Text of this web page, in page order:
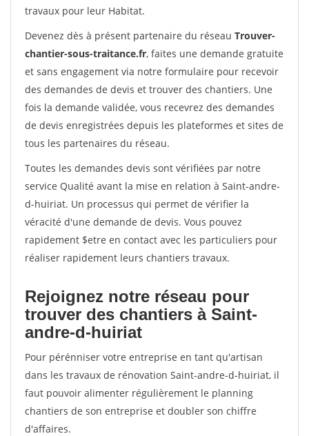
travaux pour leur Habitat.
Devenez dès à présent partenaire du réseau Trouver-
chantier-sous-traitance.fr, faites une demande gratuite
et sans engagement via notre formulaire pour recevoir
des demandes de devis et trouver des chantiers. Une
fois la demande validée, vous recevrez des demandes
de devis enregistrées depuis les plateformes et sites de
tous les partenaires du réseau.
Toutes les demandes devis sont vérifiées par notre
service Qualité avant la mise en relation à Saint-andre-
d-huiriat. Un processus qui permet de vérifier la
véracité d'une demande de devis. Vous pouvez
rapidement $etre en contact avec les particuliers pour
réaliser rapidement leurs chantiers travaux.
Rejoignez notre réseau pour
trouver des chantiers à Saint-
andre-d-huiriat
Pour pérénniser votre entreprise en tant qu'artisan
dans les travaux de rénovation Saint-andre-d-huiriat, il
faut pouvoir alimenter régulièrement le planning
chantiers de son entreprise et doubler son chiffre
d'affaires.